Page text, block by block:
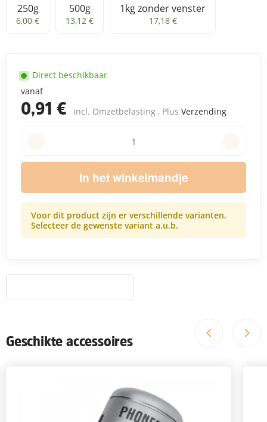
250g
250g
6,00 €
500g
500g
13,12 €
1kg zonder venster
1kg zonder venster
17,18 €
vanaf
0,91 € incl. Omzetbelasting , Plus Verzending
Direct beschikbaar
In het winkelmandje
Voor dit product zijn er verschillende varianten.
Selecteer de gewenste variant a.u.b.
Geschikte accessoires